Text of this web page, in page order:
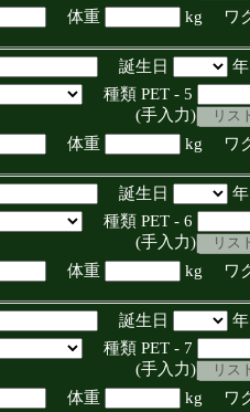
体重 kg ワ
誕生日
種類 PET - 5
入力)
体重 kg ワ
誕生日
種類 PET - 6
入力)
体重 kg ワ
誕生日
種類 PET - 7
入力)
体重 kg ワ